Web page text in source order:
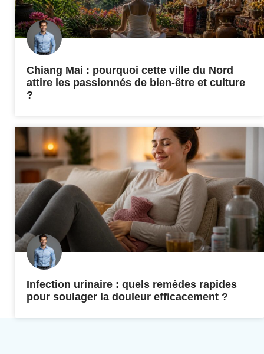
Chiang Mai : pourquoi cette ville du Nord
attire les passionnés de bien-être et culture
?
Infection urinaire : quels remèdes rapides
pour soulager la douleur efficacement ?